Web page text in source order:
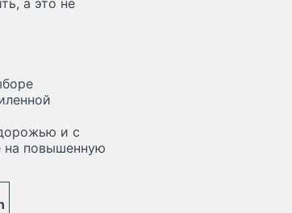
и с
на повышенную